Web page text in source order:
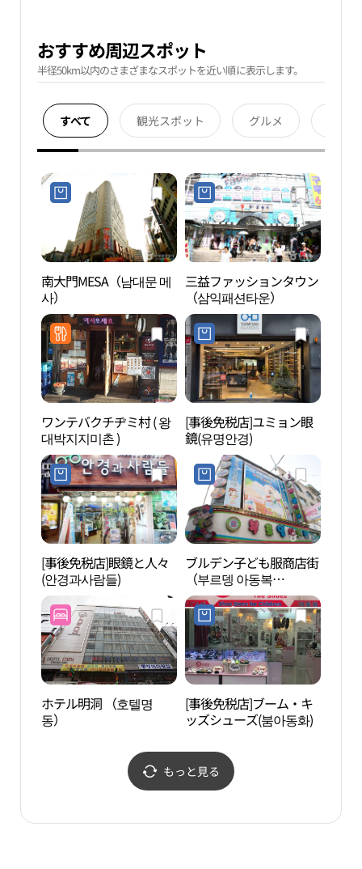
おすすめ周辺スポット
半径50km以内のさまざまなスポットを近い順に表示します。
すべて 観光スポット グルメ
南大門MESA（남대문 메
사）
三益ファッションタウン
（삼익패션타운）
ワンテバクチヂミ村 ( 왕
대박지지미촌 )
[事後免税店]ユミョン眼
鏡(유명안경)
[事後免税店]眼鏡と人々
(안경과사람들)
ブルデン子ども服商店街
（부르뎅 아동복
（Burdeng））
ホテル明洞 （호텔명
동）
[事後免税店]ブーム・キ
ッズシューズ(붐아동화)
もっと見る